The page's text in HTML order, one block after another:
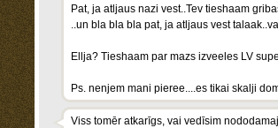
Pat, ja atljaus nazi vest..Tev tieshaam
..un bla bla bla pat, ja atljaus vest
Ellja? Tieshaam par mazs izveeles LV
Ps. nenjem mani pieree....es tikai skalji
Viss tomēr atkarīgs, vai vedīsim